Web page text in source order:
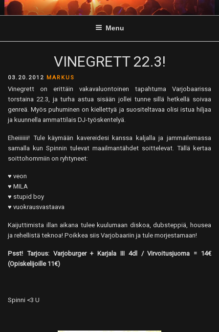
Skip
to
Menu
VINEGRETT 22.3!
POSTED
ON
03.20.2012 MARKUS
Vinegrett on erittäin vakavaluontoinen tapahtuma Varjobaarissa
torstaina 22.3, ja turha astua sisään jollei tunne sillä hetkellä soivaa
genreä. Myös puhuminen on kiellettyä ja suositeltavaa olisi istua hiljaa
ja kuunnella ammattilais DJ-työskentelyä.
Eheiiiiiii! Tule käymään kavereidesi kanssa kaljalla ja jammailemassa
samalla kun Spinnin tulevat maailmantähdet soittelevat. Tällä kertaa
soittohommiin on ryhtyneet:
♥ veon
♥ MILA
♥ stupid boy
♥ vuokrausvastaava
Kaijuttimista illan aikana tulee kuulumaan diskoa, dubsteppiä, housea
ja rehellistä teknoa! Poikkea siis Varjobaariin ja tule morjestamaan!
Psst! Tarjous: Varjoburger + Karjala III 4dl / Virvoitusjuoma = 14€
(Opiskelijoille 11€)
Spinni <3 U